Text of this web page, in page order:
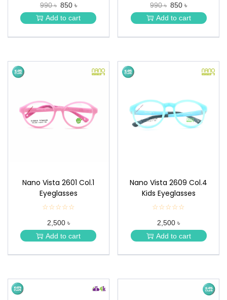
★
★
★
990 ৳ 850 ৳
Add to cart
★
★
★
990 ৳ 850 ৳
Add to cart
Nano Vista 2601 Col.1
Eyeglasses
☆☆☆☆☆
★
★
★
★
2,500 ৳
Add to cart
Nano Vista 2609 Col.4
Kids Eyeglasses
☆☆☆☆☆
★
★
★
★
2,500 ৳
Add to cart